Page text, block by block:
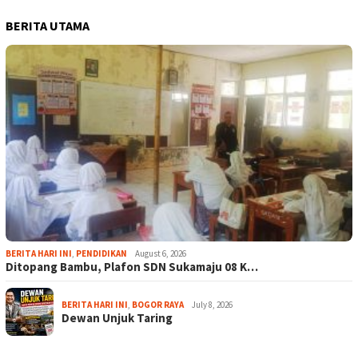
BERITA UTAMA
BERITA HARI INI, PENDIDIKAN August 6, 2026
Ditopang Bambu, Plafon SDN Sukamaju 08 K…
BERITA HARI INI, BOGOR RAYA July 8, 2026
Dewan Unjuk Taring